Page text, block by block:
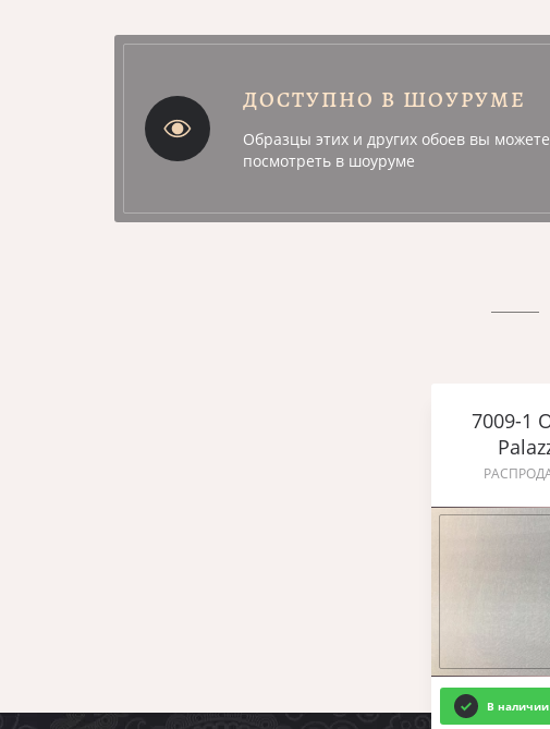
ДОСТУПНО В ШОУРУМЕ
Образцы этих и других обоев вы можете
посмотреть в шоуруме
7009-1
В